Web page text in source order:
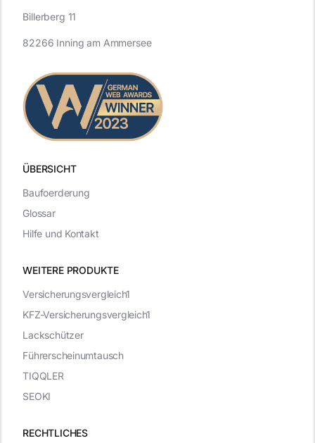
ÜBERSICHT
WEITERE PRODUKTE
Versicherungsvergleich1
KFZ-Versicherungsvergleich1
Lackschützer
Führerscheinumtausch
TIQQLER
SEOKI
RECHTLICHES
Billerberg 11
82266 Inning am Ammersee
Baufoerderung
Glossar
Hilfe und Kontakt